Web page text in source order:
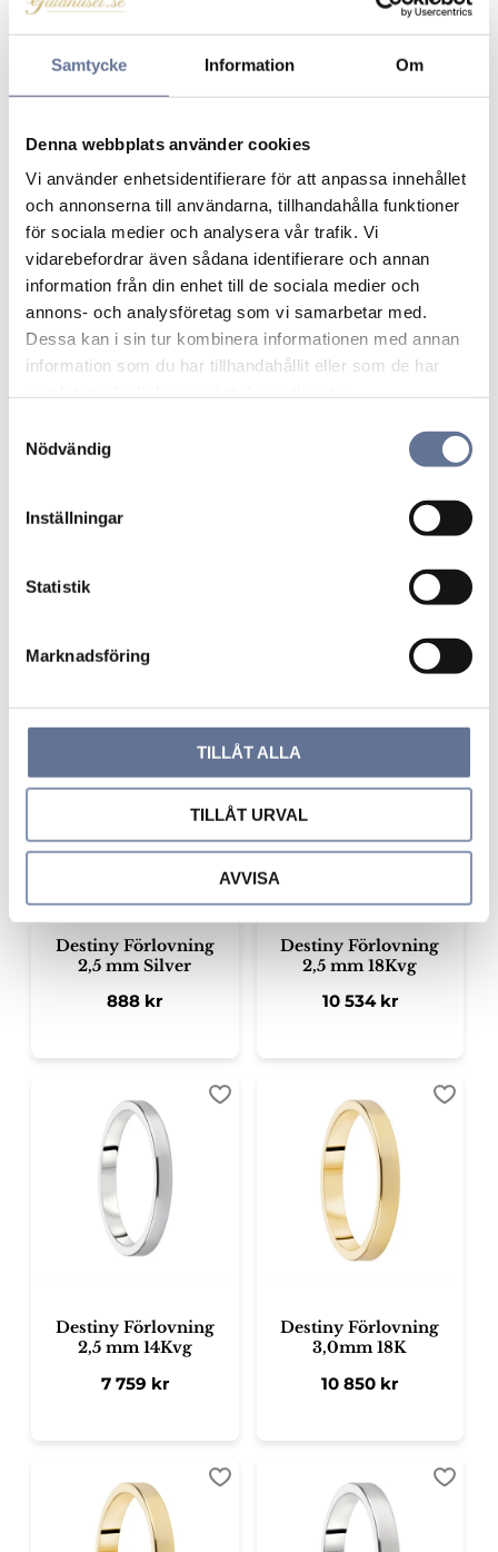
Samtycke Information Om
Denna webbplats använder cookies
Vi använder enhetsidentifierare för att anpassa innehållet
och annonserna till användarna, tillhandahålla funktioner
för sociala medier och analysera vår trafik. Vi
vidarebefordrar även sådana identifierare och annan
information från din enhet till de sociala medier och
annons- och analysföretag som vi samarbetar med.
Dessa kan i sin tur kombinera informationen med annan
information som du har tillhandahållit eller som de har
Nödvändig
Inställningar
Statistik
Marknadsföring
TILLÅT ALLA
TILLÅT URVAL
AVVISA
Klicka på en stjärna för att sätta ditt betyg
Produkter från samma kategori
2,5mm 18K
Lägg till i favoriter Lägg
Destiny Förlovning
2,5 mm Silver
888 kr
Lägg till i favoriter
Destiny Förlovning
2,5 mm 18Kvg
10 534kr
Lägg
Destiny Förlovning
2,5 mm 14Kvg
7 759 kr
Lägg till i favoriter
Destiny Förlovning
3,0mm 18K
10 850 kr
Lägg
Lägg till i favoriter Lägg